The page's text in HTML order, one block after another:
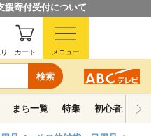
援寄付受付について
検索
カート メニュー
まち一覧 特集 初心者ガイド